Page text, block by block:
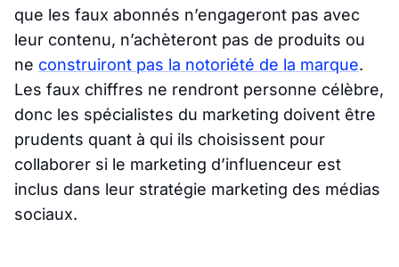
que les faux abonnés n’engageront pas avec
leur contenu, n’achèteront pas de produits ou
ne construiront pas la notoriété de la marque.
Les faux chiffres ne rendront personne célèbre,
donc les spécialistes du marketing doivent être
prudents quant à qui ils choisissent pour
collaborer si le marketing d’influenceur est
inclus dans leur stratégie marketing des médias
sociaux.